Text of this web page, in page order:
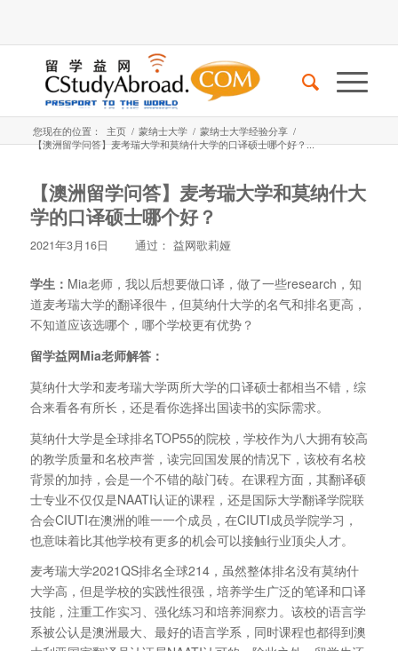
您现在的位置： 主页 / 蒙纳士大学 / 蒙纳士大学经验分享 /
【澳洲留学问答】麦考瑞大学和莫纳什大学的口译硕士哪个好？...
【澳洲留学问答】麦考瑞大学和莫纳什大
学的口译硕士哪个好？
2021年3月16日 通过： 益网歌莉娅
学生： Mia老师，我以后想要做口译，做了一些research，知
道麦考瑞大学的翻译很牛，但莫纳什大学的名气和排名更高，
不知道应该选哪个，哪个学校更有优势？
留学益网Mia老师解答：
莫纳什大学和麦考瑞大学两所大学的口译硕士都相当不错，综
合来看各有所长，还是看你选择出国读书的实际需求。
莫纳什大学是全球排名TOP55的院校，学校作为八大拥有较高
的教学质量和名校声誉，读完回国发展的情况下，该校有名校
背景的加持，会是一个不错的敲门砖。在课程方面，其翻译硕
士专业不仅仅是NAATI认证的课程，还是国际大学翻译学院联
合会CIUTI在澳洲的唯一一个成员，在CIUTI成员学院学习，
也意味着比其他学校有更多的机会可以接触行业顶尖人才。
麦考瑞大学2021QS排名全球214，虽然整体排名没有莫纳什
大学高，但是学校的实践性很强，培养学生广泛的笔译和口译
技能，注重工作实习、强化练习和培养洞察力。该校的语言学
系被公认是澳洲最大、最好的语言学系，同时课程也都得到澳